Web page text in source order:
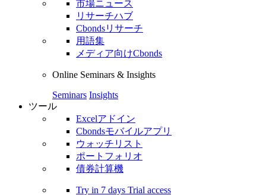
市場ニュース
リサーチハブ
Cbondsリサーチ
用語集
メディア向けCbonds
Online Seminars & Insights
Seminars Insights
ツール
Excelアドイン
Cbondsモバイルアプリ
ウォッチリスト
ポートフォリオ
債券計算機
Try in 7 days Trial access